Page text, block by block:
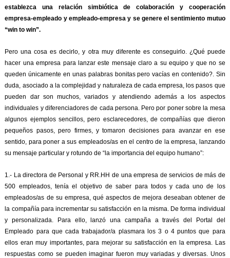
establezca una relación simbiótica de colaboración y cooperación
empresa-empleado y empleado-empresa y se genere el sentimiento mutuo
“win to win”.
Pero una cosa es decirlo, y otra muy diferente es conseguirlo. ¿Qué puede
hacer una empresa para lanzar este mensaje claro a su equipo y que no se
queden únicamente en unas palabras bonitas pero vacías en contenido?. Sin
duda, asociado a la complejidad y naturaleza de cada empresa, los pasos que
pueden dar son muchos, variados y atendiendo además a los aspectos
individuales y diferenciadores de cada persona. Pero por poner sobre la mesa
algunos ejemplos sencillos, pero esclarecedores, de compañías que dieron
pequeños pasos, pero firmes, y tomaron decisiones para avanzar en ese
sentido, para poner a sus empleados/as en el centro de la empresa, lanzando
su mensaje particular y rotundo de “la importancia del equipo humano”:
1.- La directora de Personal y RR.HH de una empresa de servicios de más de
500 empleados, tenía el objetivo de saber para todos y cada uno de los
empleados/as de su empresa, qué aspectos de mejora deseaban obtener de
la compañía para incrementar su satisfacción en la misma. De forma individual
y personalizada. Para ello, lanzó una campaña a través del Portal del
Empleado para que cada trabajador/a plasmara los 3 o 4 puntos que para
ellos eran muy importantes, para mejorar su satisfacción en la empresa. Las
respuestas como se pueden imaginar fueron muy variadas y diversas. Unos